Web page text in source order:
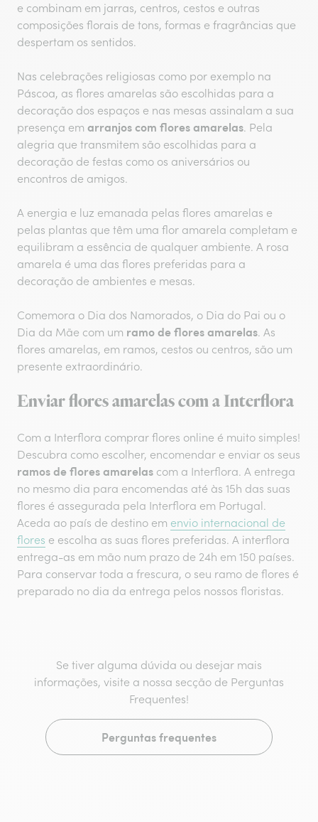
e combinam em jarras, centros, cestos e outras
composições florais de tons, formas e fragrâncias que
despertam os sentidos.
Nas celebrações religiosas como por exemplo na
Páscoa, as flores amarelas são escolhidas para a
decoração dos espaços e nas mesas assinalam a sua
presença em arranjos com flores amarelas. Pela
alegria que transmitem são escolhidas para a
decoração de festas como os aniversários ou
encontros de amigos.
A energia e luz emanada pelas flores amarelas e
pelas plantas que têm uma flor amarela completam e
equilibram a essência de qualquer ambiente. A rosa
amarela é uma das flores preferidas para a
decoração de ambientes e mesas.
Comemora o Dia dos Namorados, o Dia do Pai ou o
Dia da Mãe com um ramo de flores amarelas. As
flores amarelas, em ramos, cestos ou centros, são um
presente extraordinário.
Enviar flores amarelas com a Interflora
Com a Interflora comprar flores online é muito simples!
Descubra como escolher, encomendar e enviar os seus
ramos de flores amarelas com a Interflora. A entrega
no mesmo dia para encomendas até às 15h das suas
flores é assegurada pela Interflora em Portugal.
Aceda ao país de destino em envio internacional de
flores e escolha as suas flores preferidas. A interflora
entrega-as em mão num prazo de 24h em 150 países.
Para conservar toda a frescura, o seu ramo de flores é
preparado no dia da entrega pelos nossos floristas.
Se tiver alguma dúvida ou desejar mais
informações, visite a nossa secção de Perguntas
Frequentes!
Perguntas frequentes